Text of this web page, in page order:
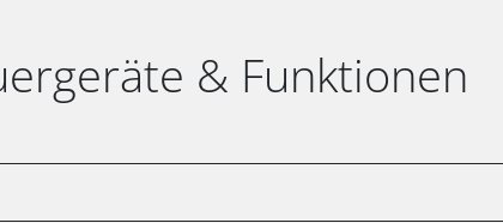
& Funktionen